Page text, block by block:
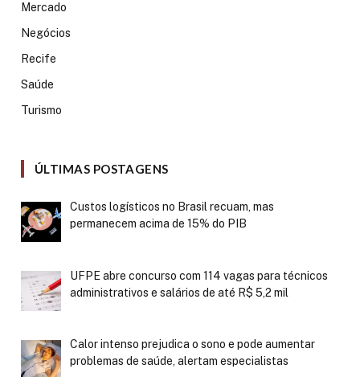
Mercado
Negócios
Recife
Saúde
Turismo
ÚLTIMAS POSTAGENS
Custos logísticos no Brasil recuam, mas
permanecem acima de 15% do PIB
UFPE abre concurso com 114 vagas para técnicos
administrativos e salários de até R$ 5,2 mil
Calor intenso prejudica o sono e pode aumentar
problemas de saúde, alertam especialistas